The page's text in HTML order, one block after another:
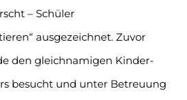
– Schüler
ausgezeichnet. Zuvor
den gleichnamigen Kinder-
besucht und unter Betreuung